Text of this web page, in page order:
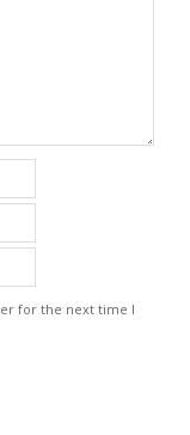
for the next time I